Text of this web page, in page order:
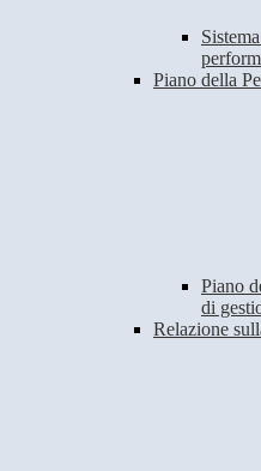
Piano della
Piano
di
Relazione